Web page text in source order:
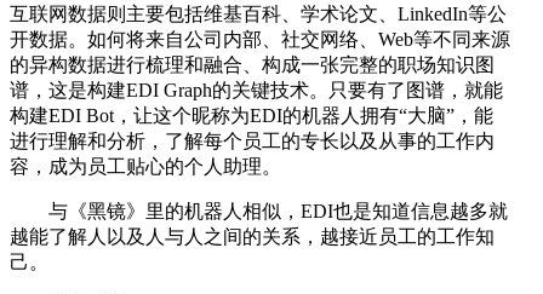
互联网数据则主要包括维基百科、学术论文、LinkedIn等公
开数据。如何将来自公司内部、社交网络、Web等不同来源
的异构数据进行梳理和融合、构成一张完整的职场知识图
谱，这是构建EDI Graph的关键技术。只要有了图谱，就能
构建EDI Bot，让这个昵称为EDI的机器人拥有“大脑”，能
进行理解和分析，了解每个员工的专长以及从事的工作内
容，成为员工贴心的个人助理。
与《黑镜》里的机器人相似，EDI也是知道信息越多就
越能了解人以及人与人之间的关系，越接近员工的工作知
己。